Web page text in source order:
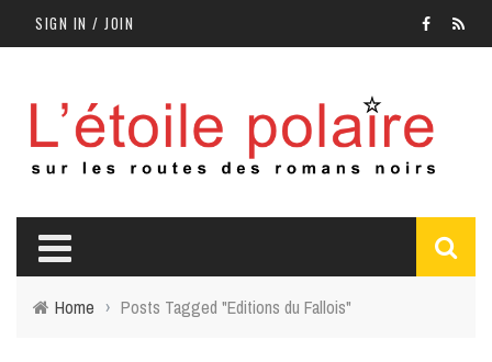
SIGN IN / JOIN
Home › Posts Tagged "Editions du Fallois"